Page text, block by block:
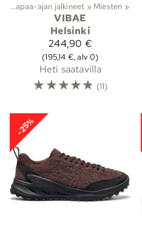
Vapaa-ajan jalkineet ‪» Miesten ‪»
VIBAE
Helsinki
244,90 €
(195,14 €, alv 0)
Heti saatavilla
☆☆☆☆☆ (11)
Lajit ‪»Ulkoilu ‪»Kengät
-25%